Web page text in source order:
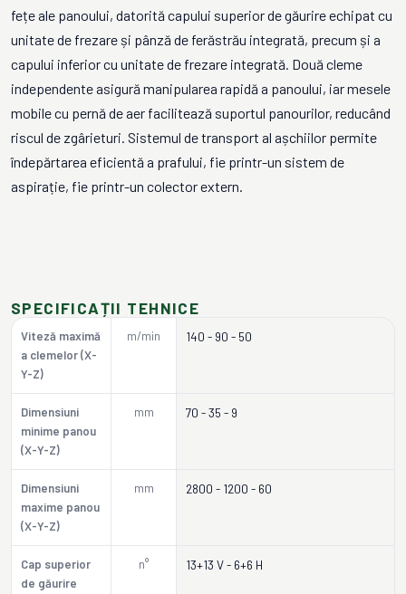
fețe ale panoului, datorită capului superior de găurire echipat cu
unitate de frezare și pânză de ferăstrău integrată, precum și a
capului inferior cu unitate de frezare integrată. Două cleme
independente asigură manipularea rapidă a panoului, iar mesele
mobile cu pernă de aer facilitează suportul panourilor, reducând
riscul de zgârieturi. Sistemul de transport al așchiilor permite
îndepărtarea eficientă a prafului, fie printr-un sistem de
aspirație, fie printr-un colector extern.
SPECIFICAȚII TEHNICE
Viteză maximă
a clemelor (X-
Y-Z)
m/min 140 - 90 - 50
Dimensiuni
minime panou
(X-Y-Z)
mm 70 - 35 - 9
Dimensiuni
maxime panou
(X-Y-Z)
mm 2800 - 1200 - 60
Cap superior
de găurire
n° 13+13 V - 6+6 H